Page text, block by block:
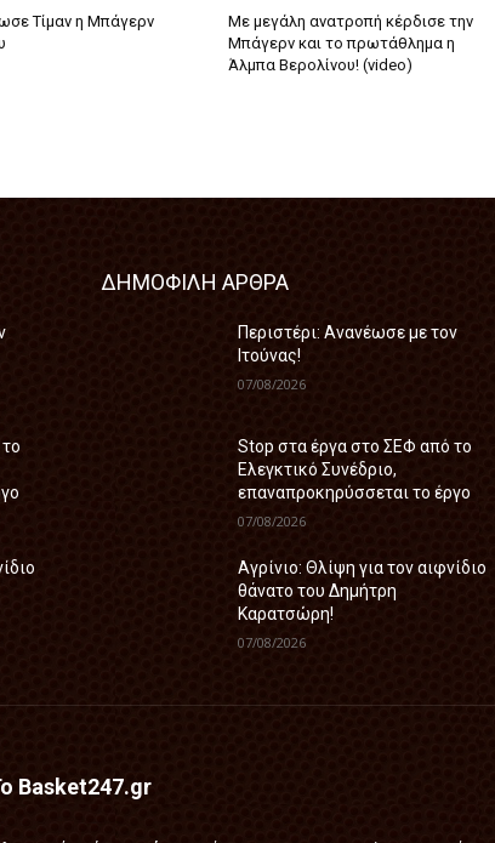
Τίμαν η Μπάγερν
Με μεγάλη ανατροπή κέρδισε την
Μπάγερν και το πρωτάθλημα η
Άλμπα Βερολίνου! (video)
ΔΗΜΟΦΙΛΗ ΑΡΘΡΑ
Περιστέρι: Ανανέωσε με τον
Ιτούνας!
07/08/2026
Stop στα έργα στο ΣΕΦ από το
Ελεγκτικό Συνέδριο,
επαναπροκηρύσσεται το έργο
07/08/2026
Αγρίνιο: Θλίψη για τον αιφνίδιο
θάνατο του Δημήτρη
Καρατσώρη!
07/08/2026
Basket247.gr